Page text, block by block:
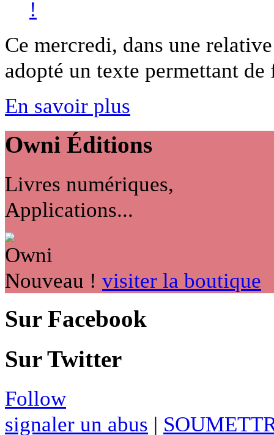
Ce mercredi, dans une
adopté un texte permettant
En savoir plus
Owni Éditions
Livres numériques,
Applications...
Nouveau ! visiter la boutique
Sur Facebook
Sur Twitter
Follow
signaler un abus |